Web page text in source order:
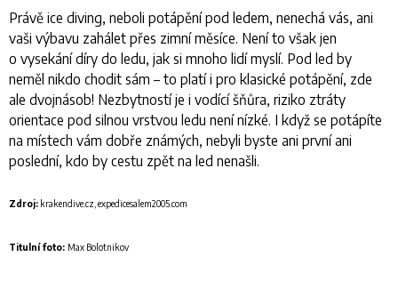
Právě ice diving, neboli potápění pod ledem, nenechá vás, ani
vaši výbavu zahálet přes zimní měsíce. Není to však jen
o vysekání díry do ledu, jak si mnoho lidí myslí. Pod led by
neměl nikdo chodit sám – to platí i pro klasické potápění, zde
ale dvojnásob! Nezbytností je i vodící šňůra, riziko ztráty
orientace pod silnou vrstvou ledu není nízké. I když se potápíte
na místech vám dobře známých, nebyli byste ani první ani
poslední, kdo by cestu zpět na led nenašli.
Zdroj: krakendive.cz, expedicesalem2005.com
Titulní foto: Max Bolotnikov